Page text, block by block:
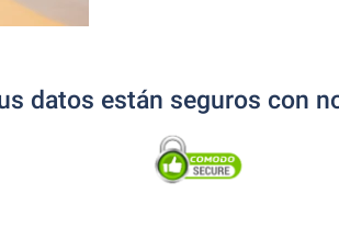
datos están seguros con